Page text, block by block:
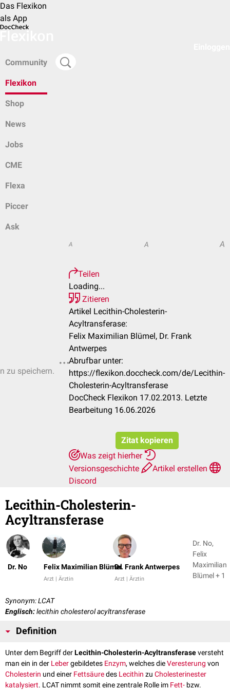
Das Flexikon
als App
Community
Flexikon
Shop
News
Jobs
CME
Flexa
Piccer
Ask
zu speichern.
A A A
Teilen
Loading...
Zitieren
Artikel Lecithin-Cholesterin-
Acyltransferase:
Felix Maximilian Blümel, Dr. Frank
Antwerpes
Abrufbar unter:
https://flexikon.doccheck.com/de/Lecithin-
Cholesterin-Acyltransferase
DocCheck Flexikon 17.02.2013. Letzte
Bearbeitung 16.06.2026
Zitat kopieren
Was zeigt hierher
Versionsgeschichte
Artikel erstellen
Discord
Lecithin-Cholesterin-
Acyltransferase
Dr. No Felix Maximilian Blümel
Arzt | Ärztin
Dr. Frank Antwerpes
Arzt | Ärztin
Dr. No,
Felix
Maximilian
Blümel + 1
Synonym: LCAT
Englisch:lecithin cholesterol acyltransferase
Definition
Unter dem Begriff derLecithin-Cholesterin-Acyltransferaseversteht
man ein in der Lebergebildetes Enzym, welches dieVeresterung von
Cholesterin und einer Fettsäuredes Lecithin zu Cholesterinester
katalysiert. LCAT nimmt somit eine zentrale Rolle im Fett- bzw.